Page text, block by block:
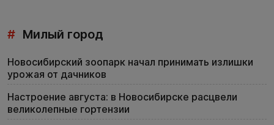
# Милый город
Новосибирский зоопарк начал принимать излишки
урожая от дачников
Настроение августа: в Новосибирске расцвели
великолепные гортензии